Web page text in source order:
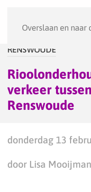
Overslaan en naar
RENSWOUDE
verkeer
Renswoude
donderdag 13
door Lisa Mooijman